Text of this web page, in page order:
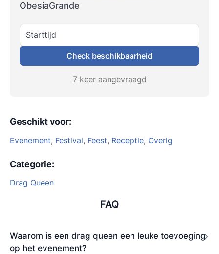
ObesiaGrande
Starttijd
Check beschikbaarheid
7 keer aangevraagd
Geschikt voor:
Evenement, Festival, Feest, Receptie, Overig
Categorie:
Drag Queen
FAQ
Waarom is een drag queen een leuke toevoeging
op het evenement?